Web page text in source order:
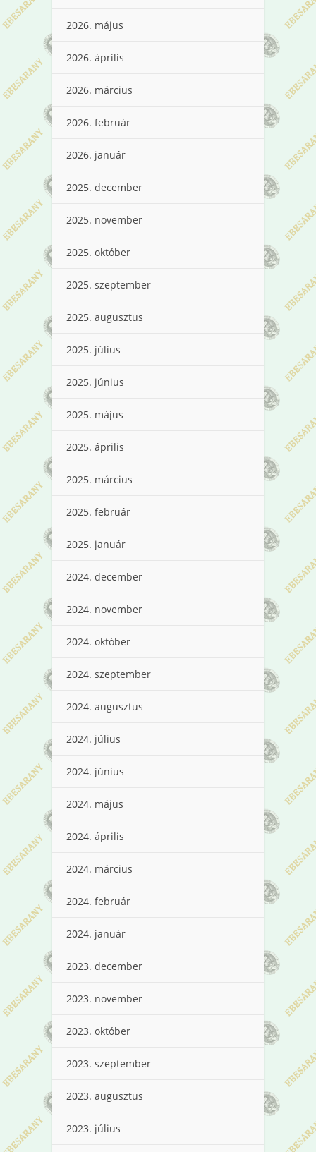
2026. május
2026. április
2026. március
2026. február
2026. január
2025. december
2025. november
2025. október
2025. szeptember
2025. augusztus
2025. július
2025. június
2025. május
2025. április
2025. március
2025. február
2025. január
2024. december
2024. november
2024. október
2024. szeptember
2024. augusztus
2024. július
2024. június
2024. május
2024. április
2024. március
2024. február
2024. január
2023. december
2023. november
2023. október
2023. szeptember
2023. augusztus
2023. július